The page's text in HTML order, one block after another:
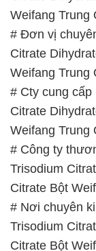
# Cty cung cấp
Citrate
Weifang Trung
# Công ty
Trisodium
Citrate Bột
# Nơi chuyên
Trisodium
Citrate Bột
# Cty cung cấp
Citrate
Weifang Trung
# Địa chỉ cung